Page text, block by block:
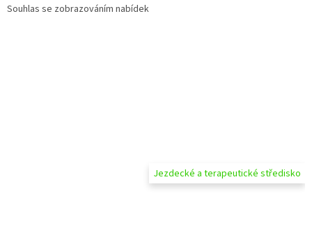
Souhlas se zobrazováním nabídek
Jezdecké a terapeutické středisko